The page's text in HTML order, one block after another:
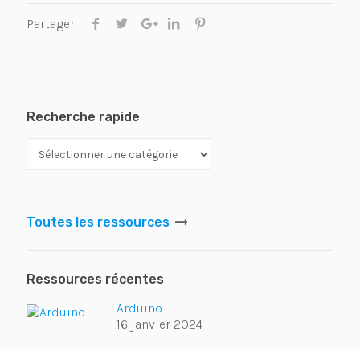
Partager
Recherche rapide
Toutes les ressources
Ressources récentes
Arduino
16 janvier 2024